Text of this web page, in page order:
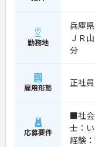
勤務地
兵庫
ＪＲ
分
雇用形態 正社
応募要件
■社会
士：
経験